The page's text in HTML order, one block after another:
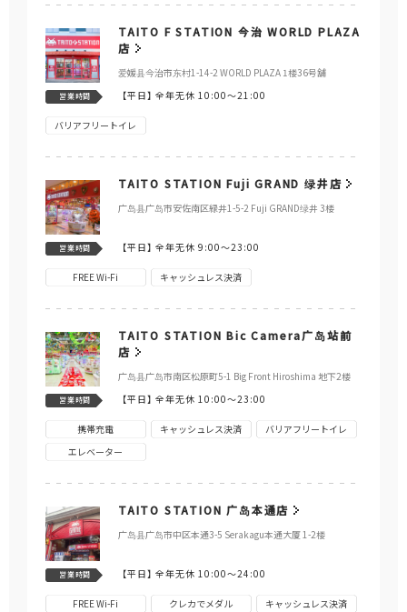
TAITO F STATION 今治 WORLD PLAZA
店
爱媛县今治市东村1-14-2 WORLD PLAZA 1楼36号舖
営業時間 【平日】全年无休 10:00～21:00
バリアフリートイレ
TAITO STATION Fuji GRAND 绿井店
广岛县广岛市安佐南区緑井1-5-2 Fuji GRAND绿井 3楼
営業時間 【平日】全年无休 9:00～23:00
FREE Wi-Fi キャッシュレス決済
TAITO STATION Bic Camera广岛站前
店
广岛县广岛市南区松原町5-1 Big Front Hiroshima 地下2楼
営業時間 【平日】全年无休 10:00～23:00
携帯充電 キャッシュレス決済
バリアフリートイレ
エレベーター
TAITO STATION 广岛本通店
广岛县广岛市中区本通3-5 Serakagu本通大厦 1-2楼
営業時間 【平日】全年无休 10:00～24:00
FREE Wi-Fi クレカでメダル
キャッシュレス決済